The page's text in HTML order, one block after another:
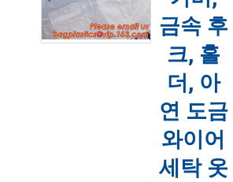
금속 후
크, 홀
더, 아
연 도금
와이어
세탁 옷